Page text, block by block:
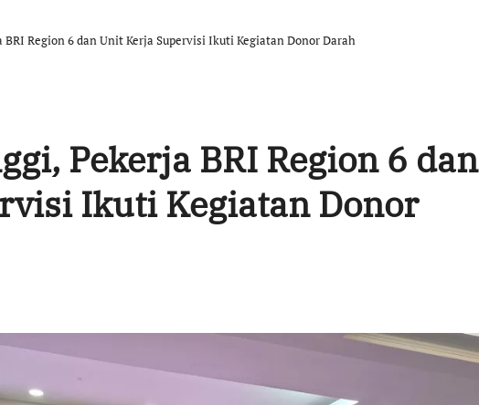
Region 6 dan Unit Kerja Supervisi Ikuti Kegiatan Donor Darah
Pekerja BRI Region 6 dan
Ikuti Kegiatan Donor